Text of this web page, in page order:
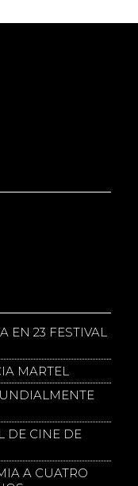
EN 23 FESTIVAL
MARTEL
DE CINE DE
A CUATRO